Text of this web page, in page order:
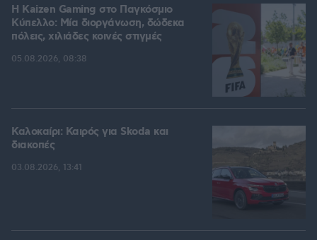
H Kaizen Gaming στο Παγκόσμιο
Kύπελλο: Μία διοργάνωση, δώδεκα
πόλεις, χιλιάδες κοινές στιγμές
05.08.2026, 08:38
Καλοκαίρι: Καιρός για Skoda και
διακοπές
03.08.2026, 13:41